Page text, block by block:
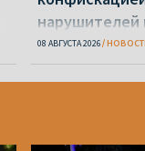
08 АВГУСТА 2026